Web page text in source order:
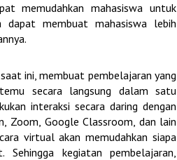
memudahkan mahasiswa untuk
dapat membuat mahasiswa lebih
ini, membuat pembelajaran yang
secara langsung dalam satu
interaksi secara daring dengan
Zoom, Google Classroom, dan lain
virtual akan memudahkan siapa
kegiatan pembelajaran,